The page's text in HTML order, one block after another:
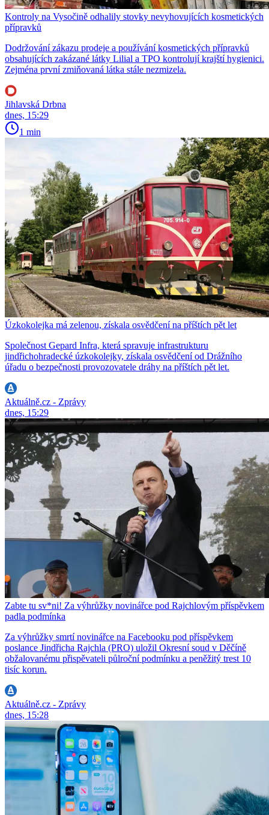
Kontroly na Vysočině odhalily stovky nevyhovujících kosmetických
přípravků
Dodržování zákazu prodeje a používání kosmetických přípravků
obsahujících zakázané látky Lilial a TPO kontrolují krajští hygienici.
Zejména první zmiňovaná látka stále nezmizela.
Jihlavská Drbna
dnes, 15:29
1 min
Úzkokolejka má zelenou, získala osvědčení na příštích pět let
Společnost Gepard Infra, která spravuje infrastrukturu
jindřichohradecké úzkokolejky, získala osvědčení od Drážního
úřadu o bezpečnosti provozovatele dráhy na příštích pět let.
Aktuálně.cz - Zprávy
dnes, 15:29
Zabte tu sv*ni! Za výhrůžky novinářce pod Rajchlovým příspěvkem
padla podmínka
Za výhrůžky smrtí novinářce na Facebooku pod příspěvkem
poslance Jindřicha Rajchla (PRO) uložil Okresní soud v Děčíně
obžalovanému přispěvateli půlroční podmínku a peněžitý trest 10
tisíc korun.
Aktuálně.cz - Zprávy
dnes, 15:28